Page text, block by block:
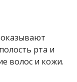
рта и
волос и кожи.